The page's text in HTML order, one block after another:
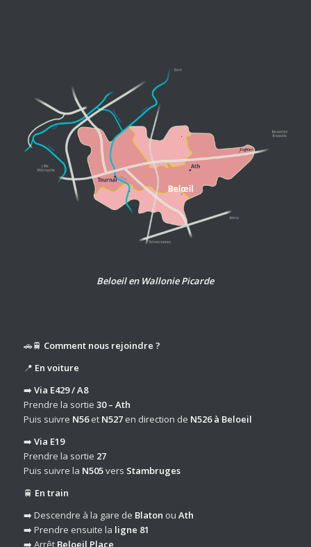
Beloeil en Wallonie Picarde
🚗🚆 Comment nous rejoindre ?
📍 En voiture
➡️ Via E429 / A8
Prendre la sortie 30 – Ath
Puis suivre N56et N527en direction de N526 à Beloeil
➡️ Via E19
Prendre la sortie 27
Puis suivre la N505vers Stambruges
🚆 En train
➡️ Descendre à la gare de Blaton ou Ath
➡️ Prendre ensuite la ligne 81
➡️ Arrêt Beloeil Place